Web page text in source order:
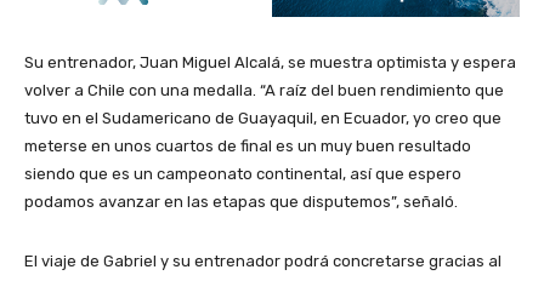
Su entrenador, Juan Miguel Alcalá, se muestra optimista y espera
volver a Chile con una medalla. “A raíz del buen rendimiento que
tuvo en el Sudamericano de Guayaquil, en Ecuador, yo creo que
meterse en unos cuartos de final es un muy buen resultado
siendo que es un campeonato continental, así que espero
podamos avanzar en las etapas que disputemos”, señaló.
El viaje de Gabriel y su entrenador podrá concretarse gracias al